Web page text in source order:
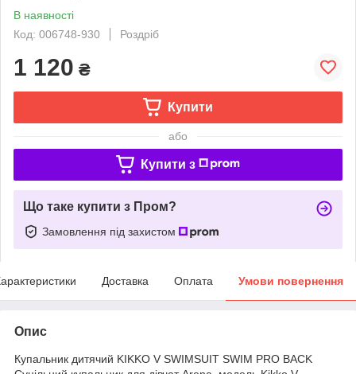
В наявності
Код: 006748-930
Роздріб
1 120 ₴
Купити
або
Купити з
Що таке купити з Пром?
Замовлення під захистом
Доставка Оплата Умови повернення
Опис
Купальник дитячий KIKKO V SWIMSUIT SWIM PRO BACK